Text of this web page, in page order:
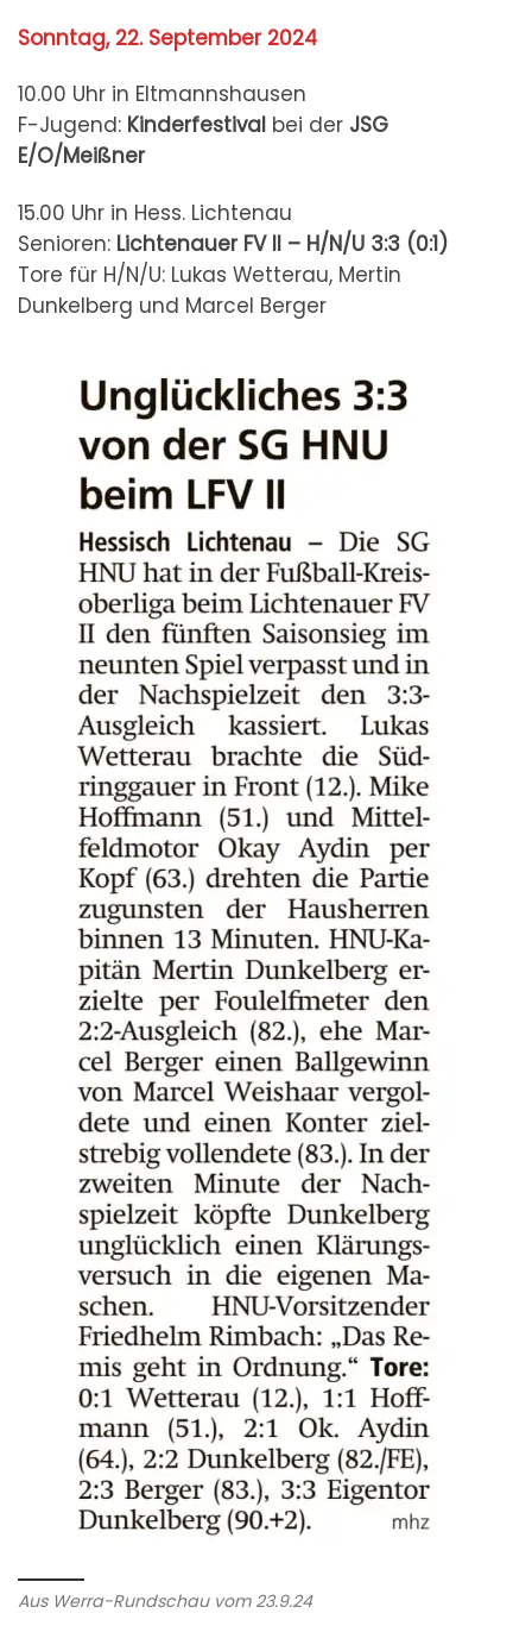
Sonntag, 22. September 2024
10.00 Uhr in Eltmannshausen
F-Jugend: Kinderfestival bei der JSG
E/O/Meißner
15.00 Uhr in Hess. Lichtenau
Senioren: Lichtenauer FV II – H/N/U 3:3 (0:1)
Tore für H/N/U: Lukas Wetterau, Mertin
Dunkelberg und Marcel Berger
Aus Werra-Rundschau vom 23.9.24